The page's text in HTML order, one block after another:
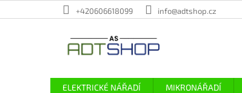
na
+420606618099 info@adtshop.cz
ELEKTRICKÉ NÁŘADÍ MIKRONÁŘADÍ